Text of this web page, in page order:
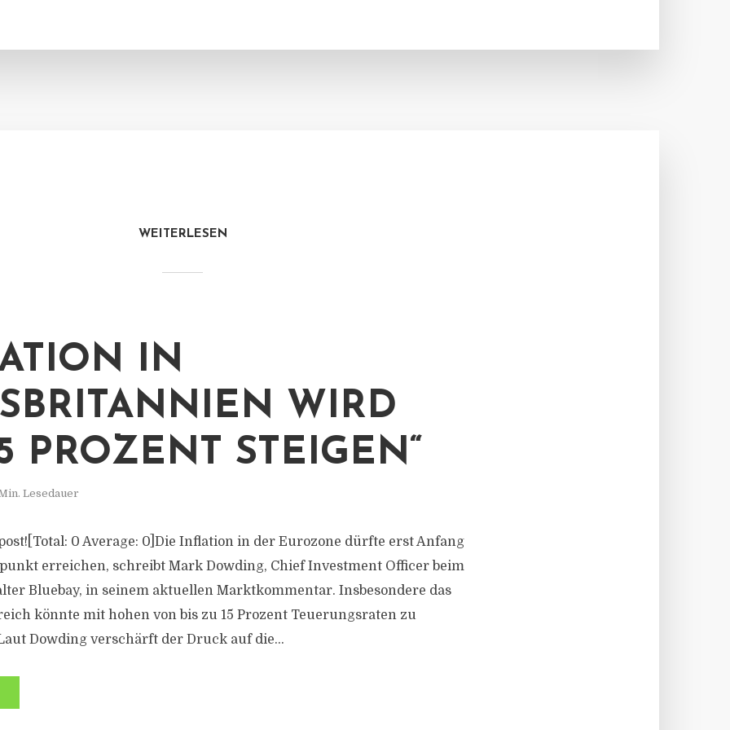
WEITERLESEN
IN
WIRD A
STEIGEN“
Lesedauer
0 Average: 0]Die Inflation in der Eurozone dürfte erst Anfang
erreichen, schreibt Mark Dowding, Chief Investment Officer beim
Bluebay, in seinem aktuellen Marktkommentar. Insbesondere das
könnte mit hohen von bis zu 15 Prozent Teuerungsraten zu
Dowding verschärft der Druck auf die...